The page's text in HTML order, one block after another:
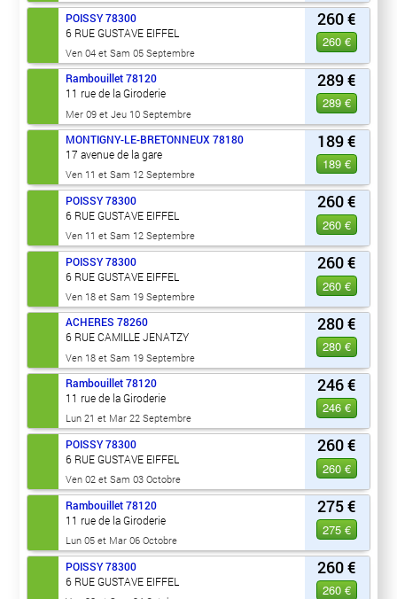
260 €
260 €
POISSY78300
6 RUE GUSTAVE EIFFEL
Ven 04 et Sam 05 Septembre
289 €
289 €
Rambouillet 78120
11 rue de la Giroderie
Mer 09 et Jeu 10 Septembre
189 €
189 €
MONTIGNY-LE-BRETONNEUX 78180
17 avenue de la gare
Ven 11 et Sam 12 Septembre
260 €
260 €
POISSY78300
6 RUE GUSTAVE EIFFEL
Ven 11 et Sam 12 Septembre
260 €
260 €
POISSY78300
6 RUE GUSTAVE EIFFEL
Ven 18 et Sam 19 Septembre
280 €
280 €
ACHERES 78260
6 RUE CAMILLE JENATZY
Ven 18 et Sam 19 Septembre
246 €
246 €
Rambouillet 78120
11 rue de la Giroderie
Lun 21 et Mar 22 Septembre
260 €
260 €
POISSY78300
6 RUE GUSTAVE EIFFEL
Ven 02 et Sam 03 Octobre
275 €
275 €
Rambouillet 78120
11 rue de la Giroderie
Lun 05 et Mar 06 Octobre
260 €
260 €
POISSY78300
6 RUE GUSTAVE EIFFEL